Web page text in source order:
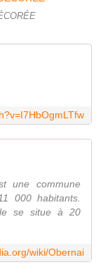
une commune
000 habitants.
se situe à 20
wiki/Obernai